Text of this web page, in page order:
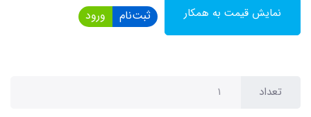
نمایش قیمت به همکار ثبت‌نام ورود
تعداد